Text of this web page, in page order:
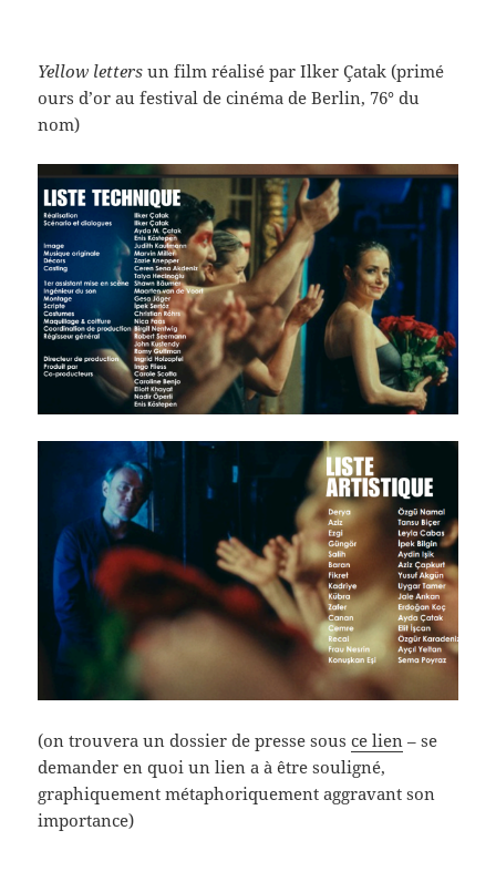
Yellow letters un film réalisé par Ilker Çatak (primé
ours d’or au festival de cinéma de Berlin, 76° du
nom)
(on trouvera un dossier de presse sousce lien – se
demander en quoi un lien a à être souligné,
graphiquement métaphoriquement aggravant son
importance)